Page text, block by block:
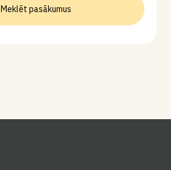
Meklēt pasākumus